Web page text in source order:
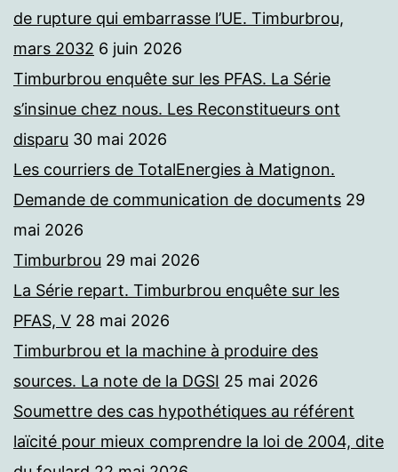
de rupture qui embarrasse l’UE. Timburbrou,
mars 2032 6 juin 2026
Timburbrou enquête sur les PFAS. La Série
s’insinue chez nous. Les Reconstitueurs ont
disparu 30 mai 2026
Les courriers de TotalEnergies à Matignon.
Demande de communication de documents 29
mai 2026
Timburbrou 29 mai 2026
La Série repart. Timburbrou enquête sur les
PFAS, V 28 mai 2026
Timburbrou et la machine à produire des
sources. La note de la DGSI 25 mai 2026
Soumettre des cas hypothétiques au référent
laïcité pour mieux comprendre la loi de 2004, dite